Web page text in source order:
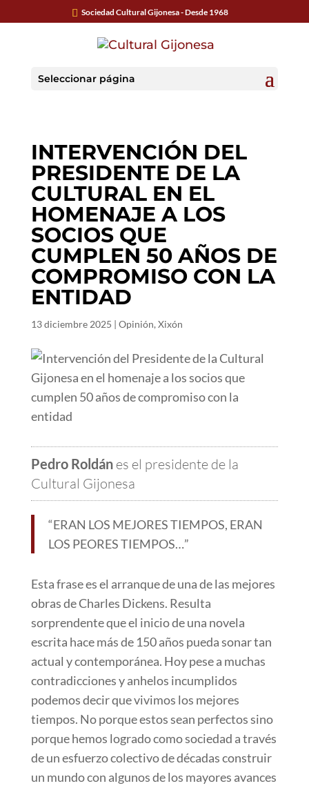
Sociedad Cultural Gijonesa - Desde 1968
Seleccionar página
INTERVENCIÓN DEL
PRESIDENTE DE LA
CULTURAL EN EL
HOMENAJE A LOS
SOCIOS QUE
CUMPLEN 50 AÑOS DE
COMPROMISO CON LA
ENTIDAD
13 diciembre 2025 | Opinión, Xixón
Pedro Roldánes el presidente de la
Cultural Gijonesa
“ERAN LOS MEJORES TIEMPOS, ERAN
LOS PEORES TIEMPOS…”
Esta frase es el arranque de una de las mejores
obras de Charles Dickens. Resulta
sorprendente que el inicio de una novela
escrita hace más de 150 años pueda sonar tan
actual y contemporánea. Hoy pese a muchas
contradicciones y anhelos incumplidos
podemos decir que vivimos los mejores
tiempos. No porque estos sean perfectos sino
porque hemos logrado como sociedad a través
de un esfuerzo colectivo de décadas construir
un mundo con algunos de los mayores avances